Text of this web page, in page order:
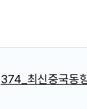
374_최신중국동